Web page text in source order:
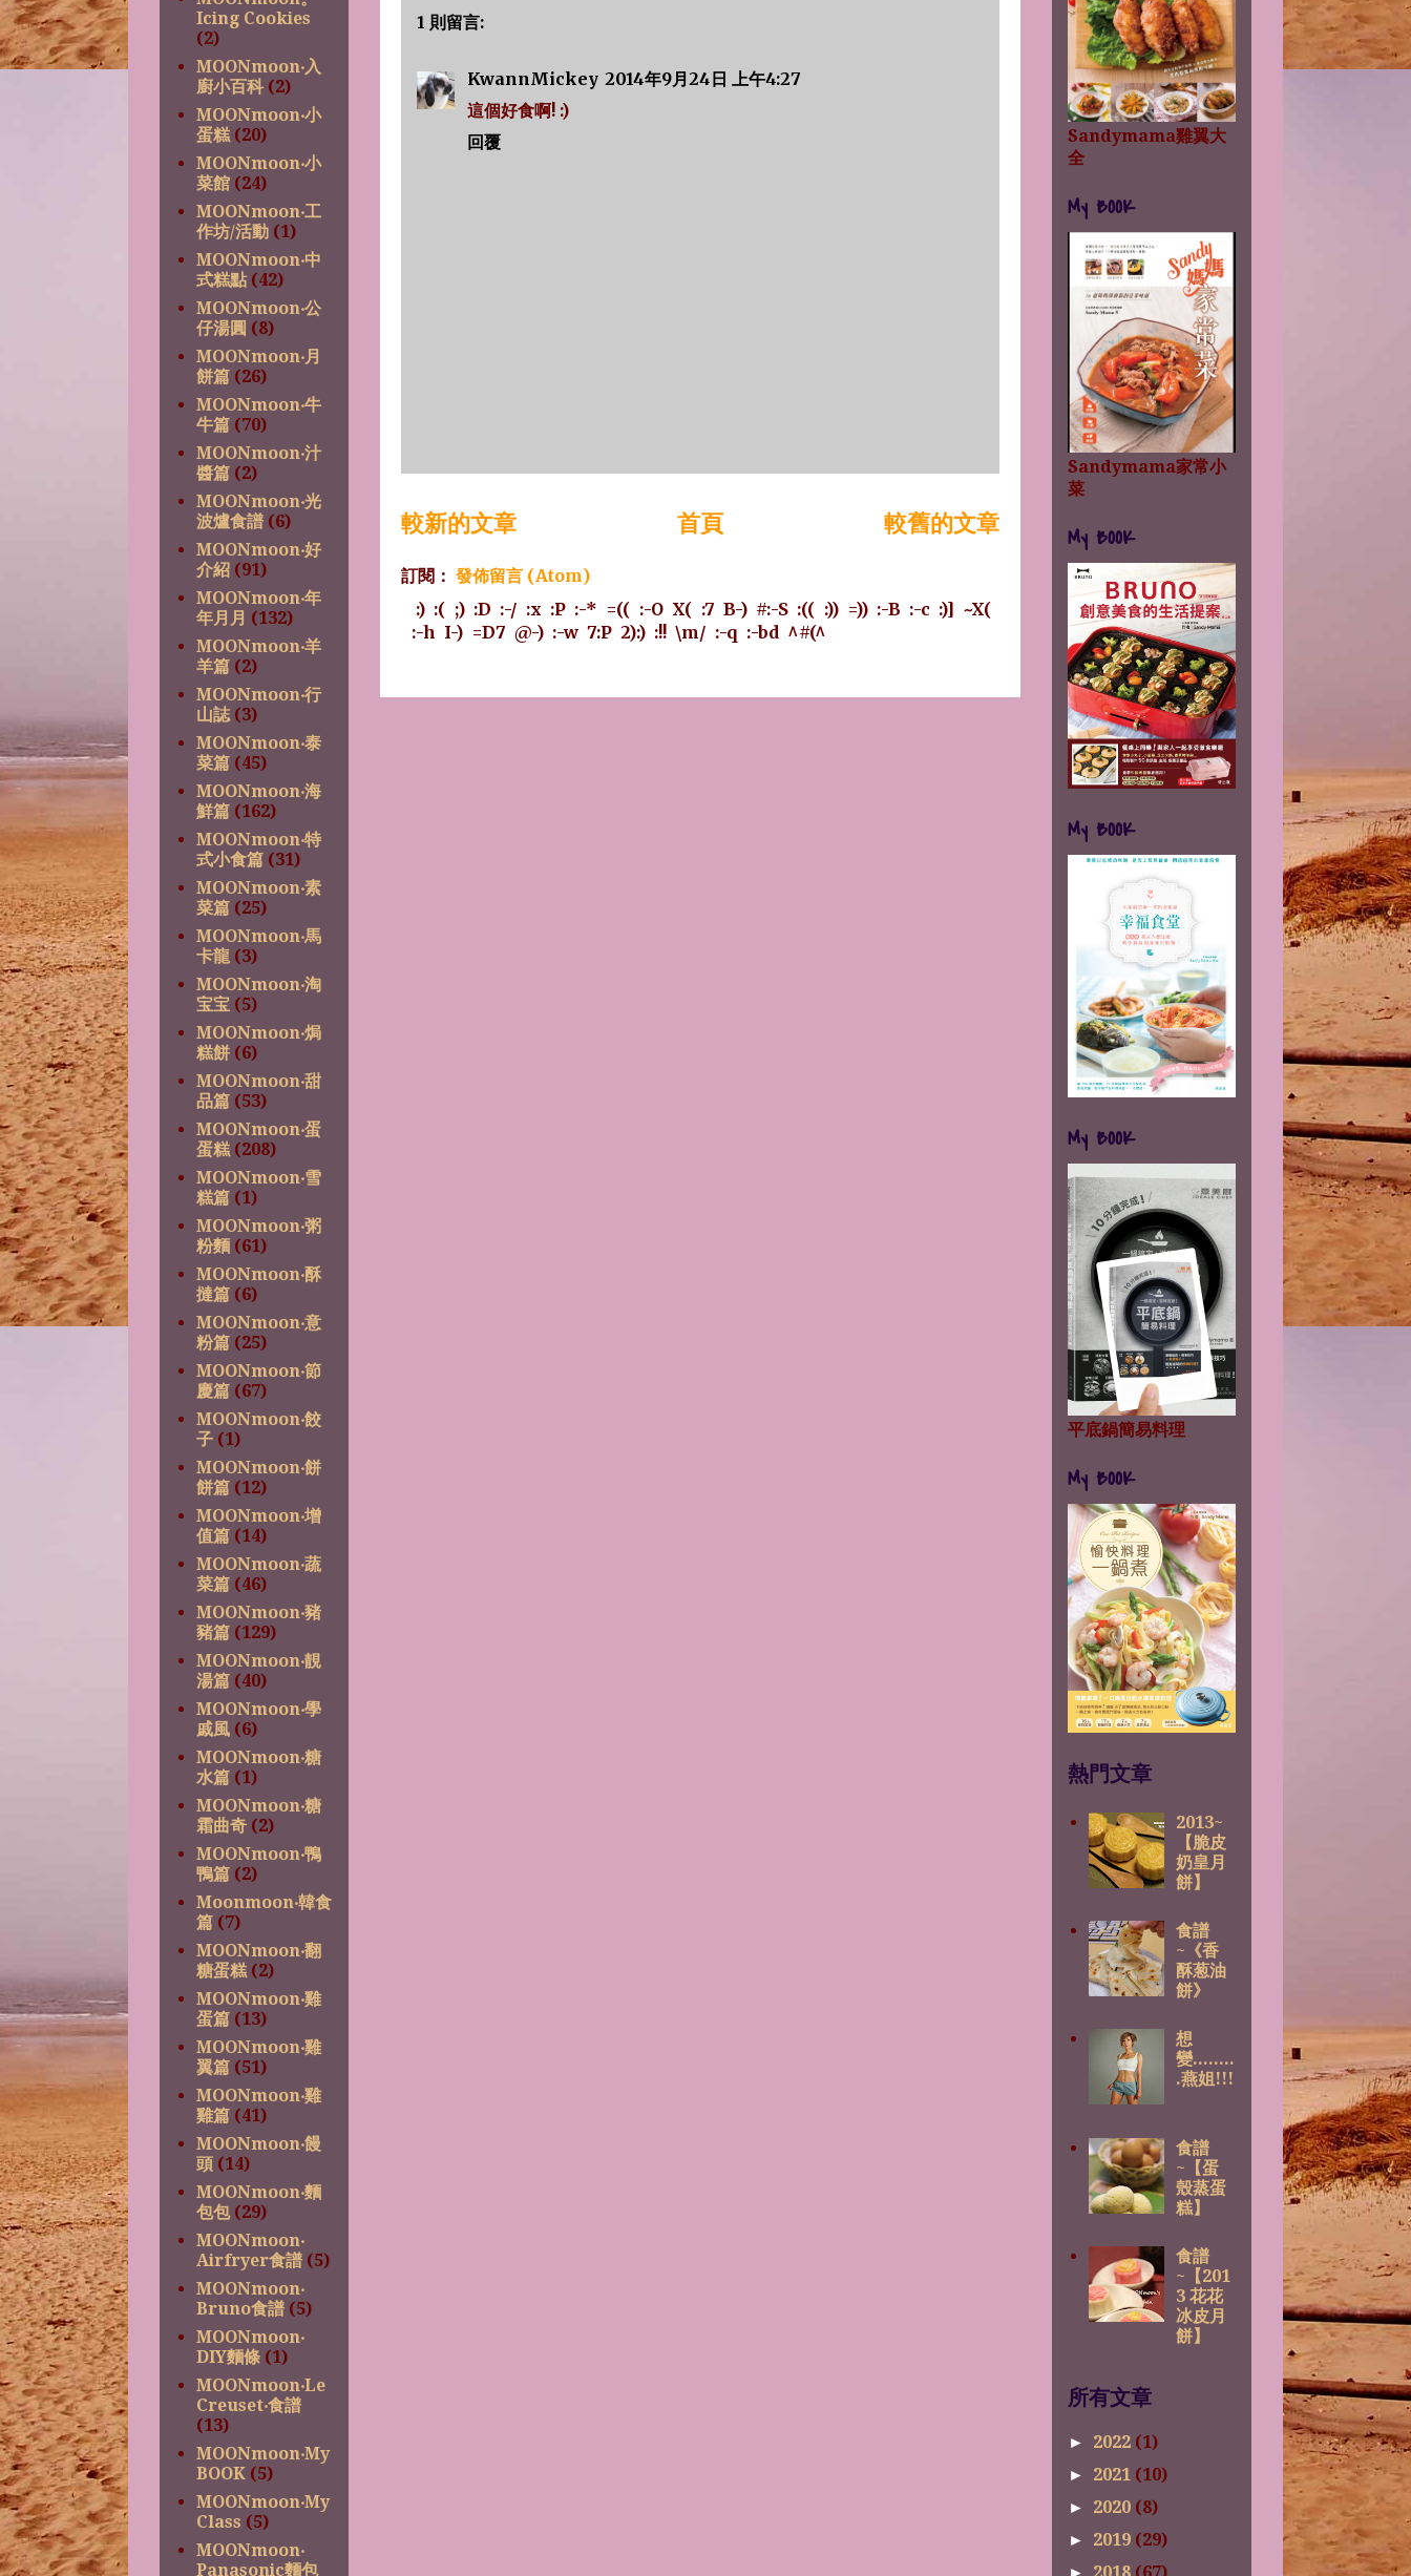
1 則留言:
KwannMickey 2014年9月24日 上午4:27
這個好食啊! :)
回覆
較新的文章 較舊的文章
首頁
訂閱： 發佈留言 (Atom)
:) :( ;) :D :-/ :x :P :-* =(( :-O X( :7 B-) #:-S :(( :)) =)) :-B :-c :)] ~X(
:-h I-) =D7 @-) :-w 7:P 2):) :!! \m/ :-q :-bd ^#(^
Icing Cookies
(2)
MOONmoon‧入
廚小百科 (2)
MOONmoon‧小
蛋糕 (20)
MOONmoon‧小
菜館 (24)
MOONmoon‧工
作坊/活動 (1)
MOONmoon‧中
式糕點 (42)
MOONmoon‧公
仔湯圓 (8)
MOONmoon‧月
餅篇 (26)
MOONmoon‧牛
牛篇 (70)
MOONmoon‧汁
醬篇 (2)
MOONmoon‧光
波爐食譜 (6)
MOONmoon‧好
介紹 (91)
MOONmoon‧年
年月月 (132)
MOONmoon‧羊
羊篇 (2)
MOONmoon‧行
山誌 (3)
MOONmoon‧泰
菜篇 (45)
MOONmoon‧海
鮮篇 (162)
MOONmoon‧特
式小食篇 (31)
MOONmoon‧素
菜篇 (25)
MOONmoon‧馬
卡龍 (3)
MOONmoon‧淘
宝宝 (5)
MOONmoon‧焗
糕餅 (6)
MOONmoon‧甜
品篇 (53)
MOONmoon‧蛋
蛋糕 (208)
MOONmoon‧雪
糕篇 (1)
MOONmoon‧粥
粉麵 (61)
MOONmoon‧酥
撻篇 (6)
MOONmoon‧意
粉篇 (25)
MOONmoon‧節
慶篇 (67)
MOONmoon‧餃
子 (1)
MOONmoon‧餅
餅篇 (12)
MOONmoon‧增
值篇 (14)
MOONmoon‧蔬
菜篇 (46)
MOONmoon‧豬
豬篇 (129)
MOONmoon‧靚
湯篇 (40)
MOONmoon‧學
戚風 (6)
MOONmoon‧糖
水篇 (1)
MOONmoon‧糖
霜曲奇 (2)
MOONmoon‧鴨
鴨篇 (2)
Moonmoon‧韓食
篇 (7)
MOONmoon‧翻
糖蛋糕 (2)
MOONmoon‧雞
蛋篇 (13)
MOONmoon‧雞
翼篇 (51)
MOONmoon‧雞
雞篇 (41)
MOONmoon‧饅
頭 (14)
MOONmoon‧麵
包包 (29)
MOONmoon‧
Airfryer食譜 (5)
MOONmoon‧
Bruno食譜 (5)
MOONmoon‧
DIY麵條 (1)
MOONmoon‧Le
Creuset‧食譜
(13)
MOONmoon‧My
BOOK (5)
MOONmoon‧My
Class (5)
MOONmoon‧
Panasonic麵包
Sandymama雞翼大
全
My BOOK
Sandymama家常小
菜
My BOOK
My BOOK
My BOOK
平底鍋簡易料理
My BOOK
熱門文章
2013~
【脆皮
奶皇月
餅】
食譜
~《香
酥葱油
餅》
想
變........
.燕姐!!!
食譜
~【蛋
殼蒸蛋
糕】
食譜
~【201
3 花花
冰皮月
餅】
所有文章
► 2022 (1)
► 2021 (10)
► 2020 (8)
► 2019 (29)